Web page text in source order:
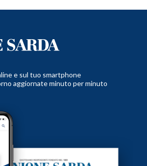
e sul tuo smartphone
aggiornate minuto per minuto